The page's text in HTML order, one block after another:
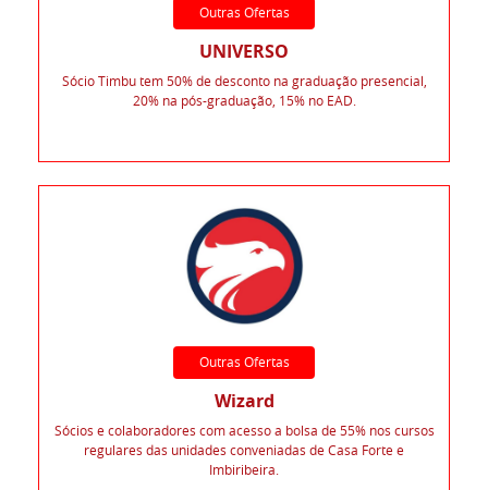
Outras Ofertas
UNIVERSO
Sócio Timbu tem 50% de desconto na graduação presencial,
20% na pós-graduação, 15% no EAD.
Outras Ofertas
Wizard
Sócios e colaboradores com acesso a bolsa de 55% nos cursos
regulares das unidades conveniadas de Casa Forte e
Imbiribeira.